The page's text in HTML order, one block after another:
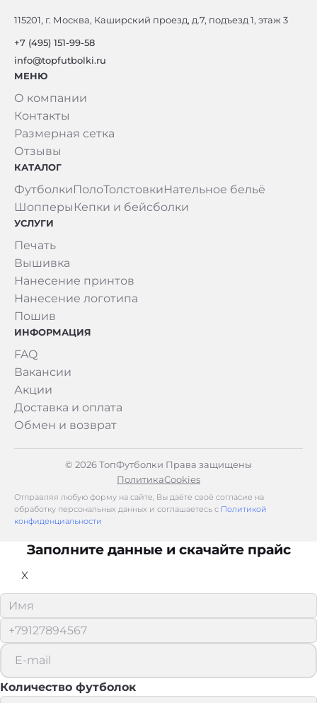
115201, г. Москва, Каширский проезд, д.7, подъезд 1, этаж 3
+7 (495) 151-99-58
info@topfutbolki.ru
МЕНЮ
О компании
Контакты
Размерная сетка
Отзывы
КАТАЛОГ
ФутболкиПолоТолстовкиНательное бельё
Шопперы Кепки и бейсболки
УСЛУГИ
Печать
Вышивка
Нанесение принтов
Нанесение логотипа
Пошив
ИНФОРМАЦИЯ
FAQ
Вакансии
Акции
Доставка и оплата
Обмен и возврат
© 2026 ТопФутболки Права защищены
ПолитикаCookies
Отправляя любую форму на сайте, Вы даёте своё согласие на
обработку персональных данных и соглашаетесь с Политикой
конфиденциальности
Заполните данные и скачайте прайс
X
Количество футболок